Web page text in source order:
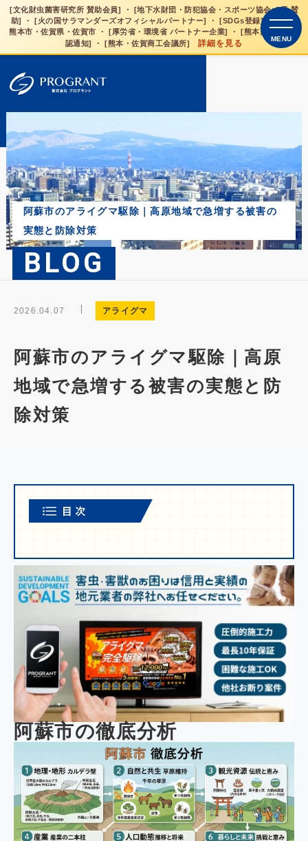
[文化財虫菌害研究所 賛助会員] ・ [地下水財団・防犯協会・スポーツ協会×3県 賛
助] ・ [火の国サラマンダーズオフィシャルパートナー] ・ [SDGs登録] 熊本県・
熊本市・佐賀県・佐賀市 ・ [厚労省・環境省 パートナー企業] ・ [熊本西税務署是
認通知] ・ [熊本・佐賀商工会議所] 詳細を見る MENU
阿蘇市のアライグマ駆除｜高原地域で急増する被害の
実態と防除対策
BLOG
2026.04.07 アライグマ
阿蘇市のアライグマ駆除｜高原
地域で急増する被害の実態と防
除対策
阿蘇市の徹底分析